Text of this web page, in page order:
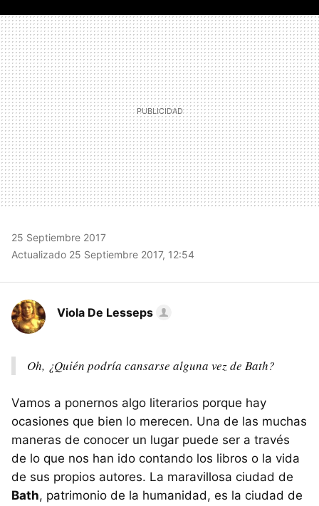
MAIL
25 Septiembre 2017
Actualizado 25 Septiembre 2017, 12:54
Viola De Lesseps
Oh, ¿Quién podría cansarse alguna vez de Bath?
Vamos a ponernos algo literarios porque hay
ocasiones que bien lo merecen. Una de las muchas
maneras de conocer un lugar puede ser a través
de lo que nos han ido contando los libros o la vida
de sus propios autores. La maravillosa ciudad de
Bath, patrimonio de la humanidad, es la ciudad de